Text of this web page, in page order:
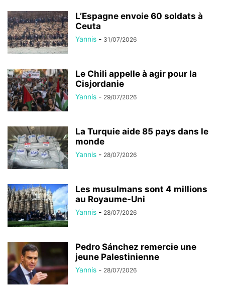
L’Espagne envoie 60 soldats à
Ceuta
Yannis - 31/07/2026
Le Chili appelle à agir pour la
Cisjordanie
Yannis - 29/07/2026
La Turquie aide 85 pays dans le
monde
Yannis - 28/07/2026
Les musulmans sont 4 millions
au Royaume-Uni
Yannis - 28/07/2026
Pedro Sánchez remercie une
jeune Palestinienne
Yannis - 28/07/2026